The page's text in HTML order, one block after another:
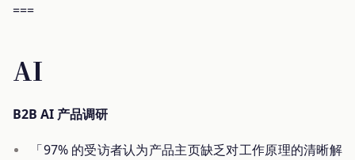
===
AI
B2B AI 产品调研
「97% 的受访者认为产品主页缺乏对工作原理的清晰解